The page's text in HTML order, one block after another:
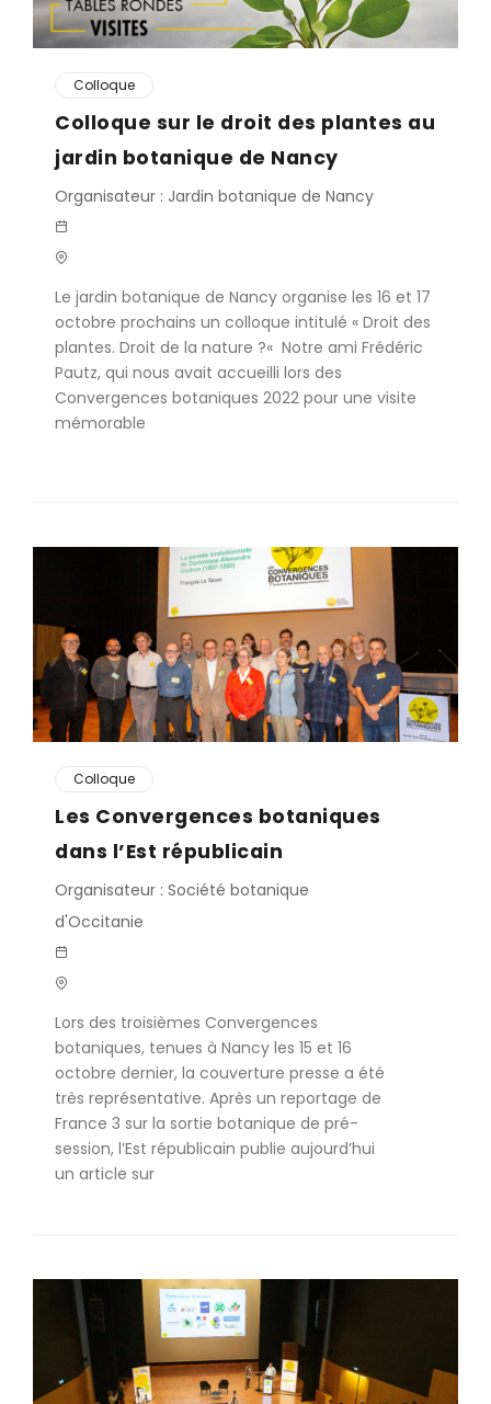
Colloque
Colloque sur le droit des plantes au
jardin botanique de Nancy
Organisateur : Jardin botanique de Nancy
Le jardin botanique de Nancy organise les 16 et 17
octobre prochains un colloque intitulé « Droit des
plantes. Droit de la nature ?« Notre ami Frédéric
Pautz, qui nous avait accueilli lors des
Convergences botaniques 2022 pour une visite
mémorable
Colloque
Les Convergences botaniques
dans l’Est républicain
Organisateur : Société botanique
d'Occitanie
Lors des troisièmes Convergences
botaniques, tenues à Nancy les 15 et 16
octobre dernier, la couverture presse a été
très représentative. Après un reportage de
France 3 sur la sortie botanique de pré-
session, l’Est républicain publie aujourd’hui
un article sur